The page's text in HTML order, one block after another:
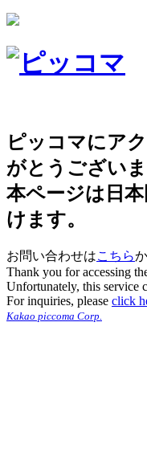
ピッコマにア
がとうございま
本ページは日
けます。
お問い合わせはこちら
Thank you for accessing
Unfortunately, this service
For inquiries, please click
Kakao piccoma Corp.